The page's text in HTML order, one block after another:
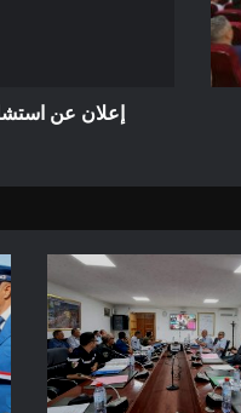
إعلان عن استشارة 2026/26 بلدية